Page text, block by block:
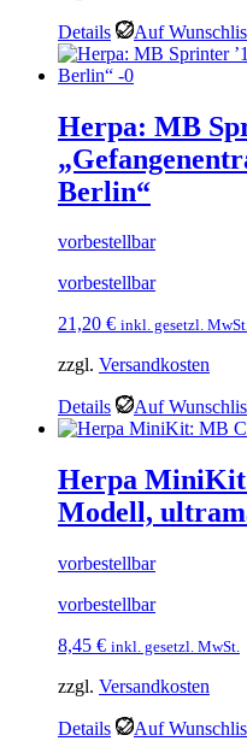
Details Auf
Herpa: MB
Berlin“
vorbestellbar
vorbestellbar
21,20 € inkl. gesetzl.
zzgl. Versandkosten
Details Auf
Herpa
Modell,
vorbestellbar
vorbestellbar
8,45 € inkl. gesetzl. MwSt.
zzgl. Versandkosten
Details
Auf